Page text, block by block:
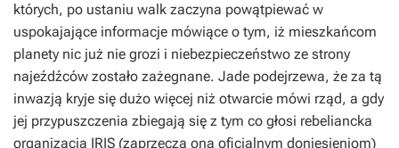
których, po ustaniu walk zaczyna powątpiewać w
uspokajające informacje mówiące o tym, iż mieszkańcom
planety nic już nie grozi i niebezpieczeństwo ze strony
najeźdźców zostało zażegnane. Jade podejrzewa, że za tą
inwazją kryje się dużo więcej niż otwarcie mówi rząd, a gdy
jej przypuszczenia zbiegają się z tym co głosi rebeliancka
organizacja IRIS (zaprzecza ona oficjalnym doniesieniom)